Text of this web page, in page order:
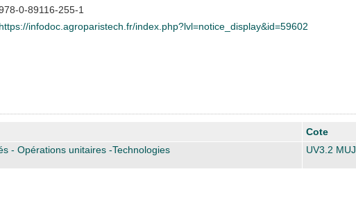
0-89116-255-1
https://infodoc.agroparistech.fr/index.php?lvl=notice_display&id=59602
Cote
- Opérations unitaires -Technologies UV3.2 MUJ